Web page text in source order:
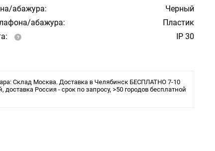
абажура:
Черный
абажура:
Пластик
IP 30
Склад Москва. Доставка в Челябинск БЕСПЛАТНО 7-10
доставка Россия - срок по запросу, >50 городов бесплатной